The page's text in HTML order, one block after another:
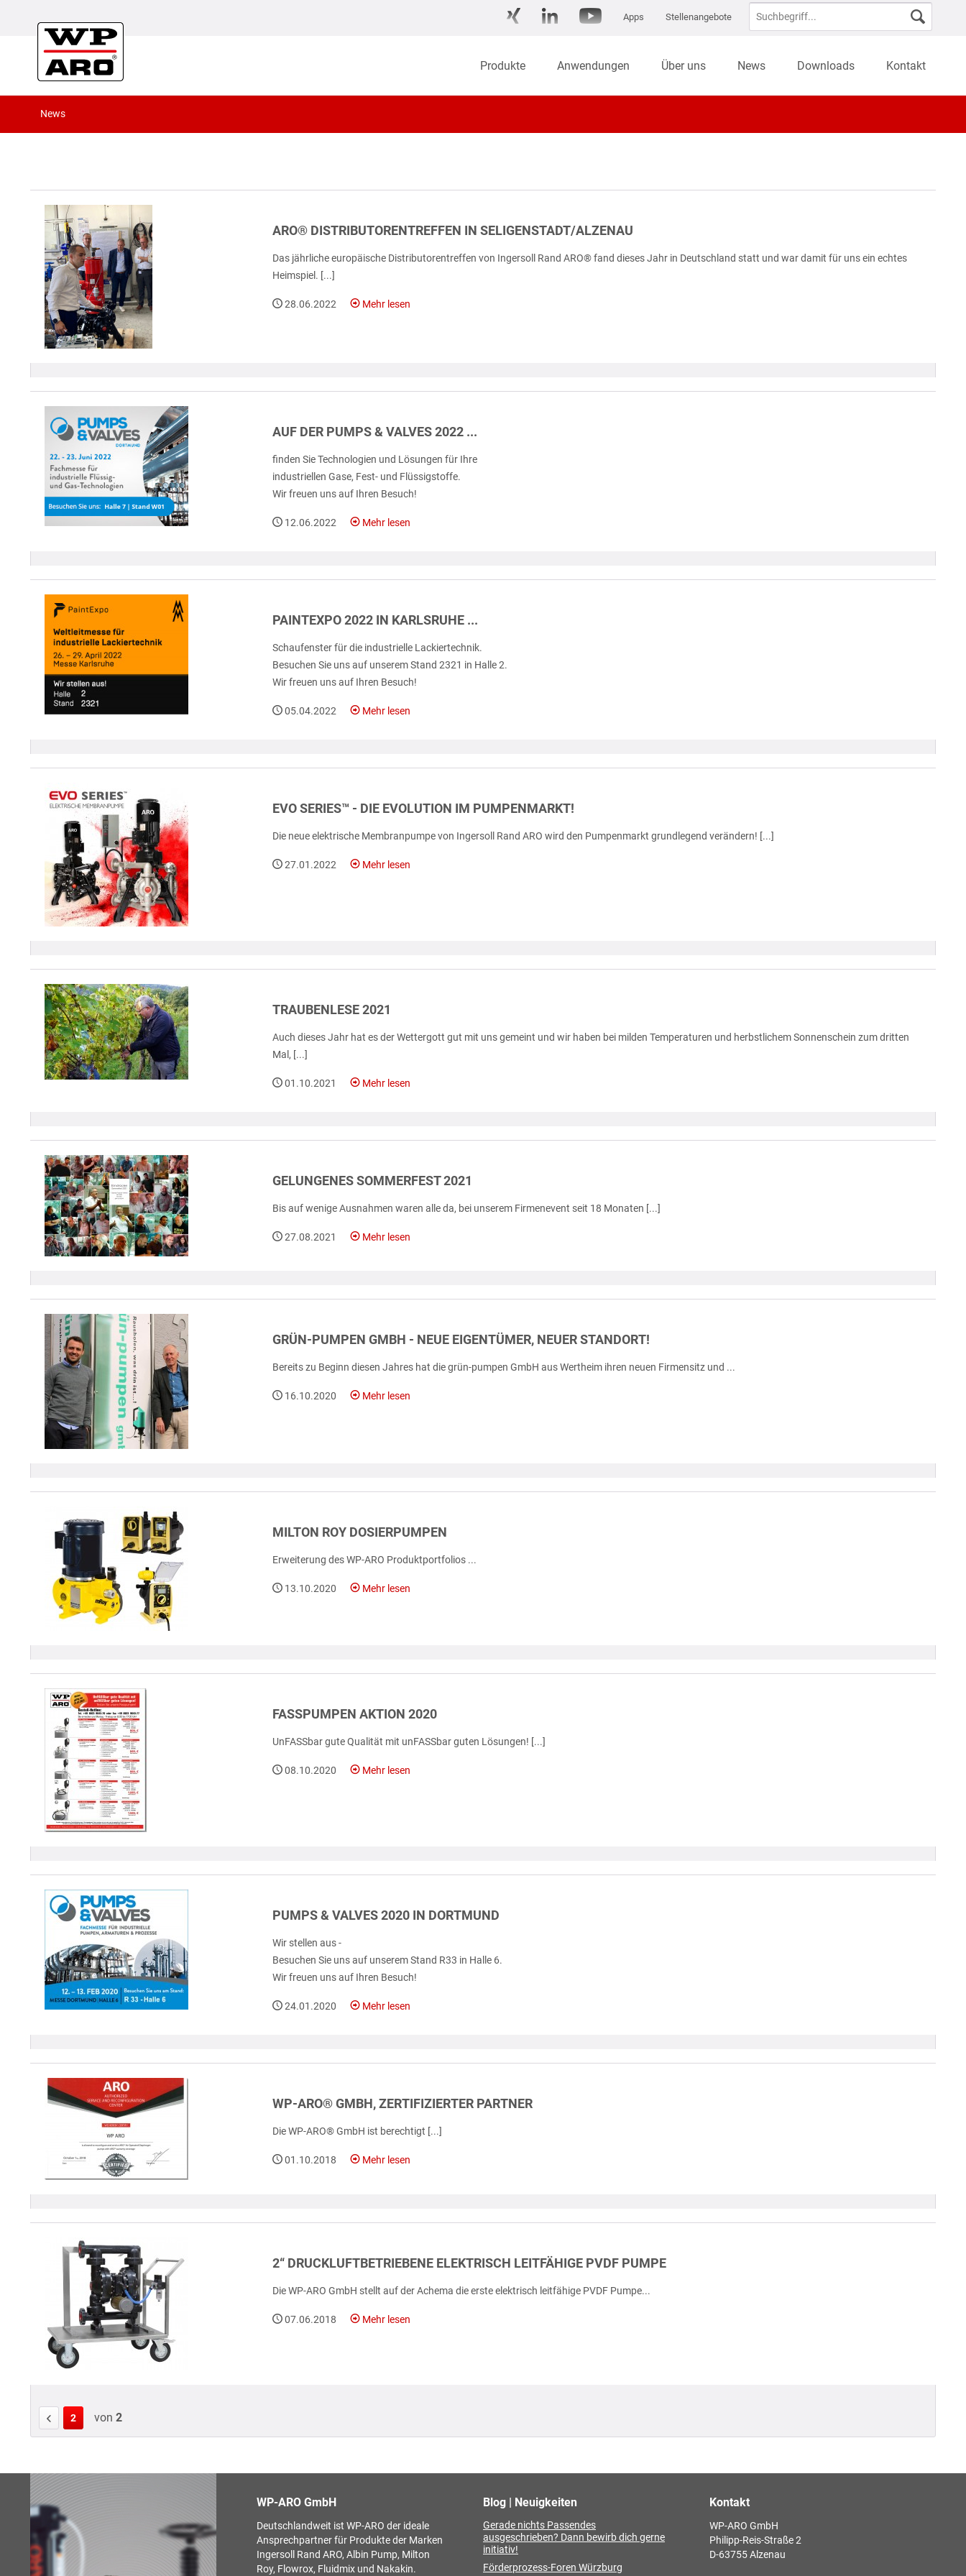
Apps Stellenangebote
Produkte Anwendungen Über uns News Downloads Kontakt
News
ARO® DISTRIBUTORENTREFFEN IN SELIGENSTADT/ALZENAU
Das jährliche europäische Distributorentreffen von Ingersoll Rand ARO® fand dieses Jahr in Deutschland statt und war damit für uns ein echtes
Heimspiel. [...]
28.06.2022 Mehr lesen
AUF DER PUMPS & VALVES 2022 ...
finden Sie Technologien und Lösungen für Ihre
industriellen Gase, Fest- und Flüssigstoffe.
Wir freuen uns auf Ihren Besuch!
12.06.2022 Mehr lesen
PAINTEXPO 2022 IN KARLSRUHE ...
Schaufenster für die industrielle Lackiertechnik.
Besuchen Sie uns auf unserem Stand 2321 in Halle 2.
Wir freuen uns auf Ihren Besuch!
05.04.2022 Mehr lesen
EVO SERIES™ - DIE EVOLUTION IM PUMPENMARKT!
Die neue elektrische Membranpumpe von Ingersoll Rand ARO wird den Pumpenmarkt grundlegend verändern! [...]
27.01.2022 Mehr lesen
TRAUBENLESE 2021
Auch dieses Jahr hat es der Wettergott gut mit uns gemeint und wir haben bei milden Temperaturen und herbstlichem Sonnenschein zum dritten
Mal, [...]
01.10.2021 Mehr lesen
GELUNGENES SOMMERFEST 2021
Bis auf wenige Ausnahmen waren alle da, bei unserem Firmenevent seit 18 Monaten [...]
27.08.2021 Mehr lesen
GRÜN-PUMPEN GMBH - NEUE EIGENTÜMER, NEUER STANDORT!
Bereits zu Beginn diesen Jahres hat die grün-pumpen GmbH aus Wertheim ihren neuen Firmensitz und ...
16.10.2020 Mehr lesen
MILTON ROY DOSIERPUMPEN
Erweiterung des WP-ARO Produktportfolios ...
13.10.2020 Mehr lesen
FASSPUMPEN AKTION 2020
UnFASSbar gute Qualität mit unFASSbar guten Lösungen! [...]
08.10.2020 Mehr lesen
PUMPS & VALVES 2020 IN DORTMUND
Wir stellen aus -
Besuchen Sie uns auf unserem Stand R33 in Halle 6.
Wir freuen uns auf Ihren Besuch!
24.01.2020 Mehr lesen
WP-ARO® GMBH, ZERTIFIZIERTER PARTNER
Die WP-ARO® GmbH ist berechtigt [...]
01.10.2018 Mehr lesen
2“ DRUCKLUFTBETRIEBENE ELEKTRISCH LEITFÄHIGE PVDF PUMPE
Die WP-ARO GmbH stellt auf der Achema die erste elektrisch leitfähige PVDF Pumpe...
07.06.2018 Mehr lesen
2 von 2
WP-ARO GmbH
Deutschlandweit ist WP-ARO der ideale
Ansprechpartner für Produkte der Marken
Ingersoll Rand ARO, Albin Pump, Milton
Roy, Flowrox, Fluidmix und Nakakin.
Blog | Neuigkeiten
Gerade nichts Passendes
ausgeschrieben? Dann bewirb dich gerne
initiativ!
Förderprozess-Foren Würzburg
Kontakt
WP-ARO GmbH
Philipp-Reis-Straße 2
D-63755 Alzenau